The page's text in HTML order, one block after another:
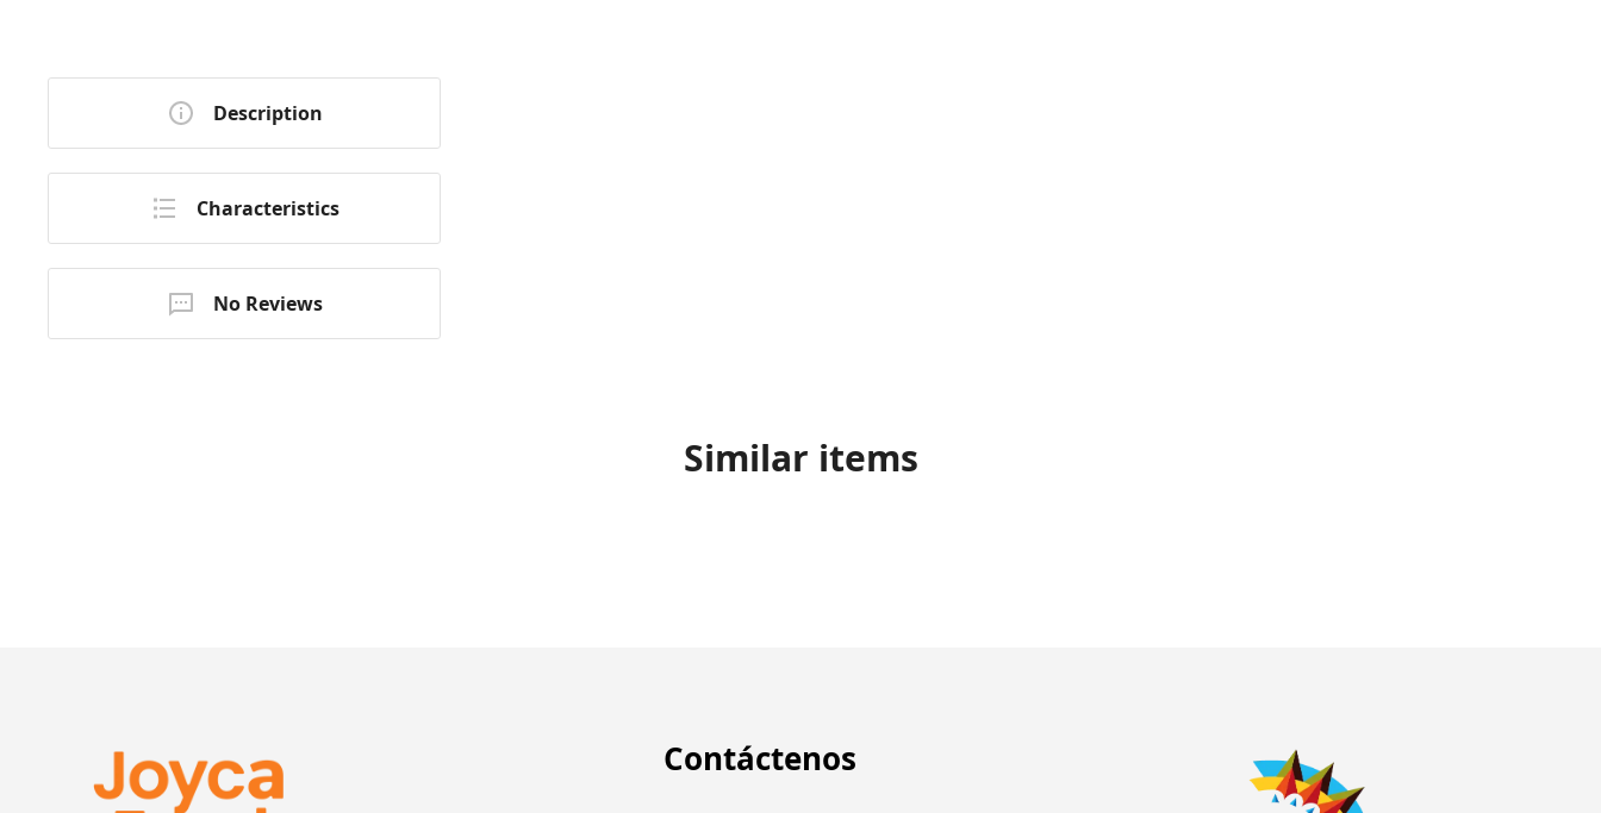
Description
Characteristics
No Reviews
Similar items
Contáctenos